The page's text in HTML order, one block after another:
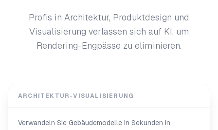
Profis in Architektur, Produktdesign und
Visualisierung verlassen sich auf KI, um
Rendering-Engpässe zu eliminieren.
ARCHITEKTUR-VISUALISIERUNG
Verwandeln Sie Gebäudemodelle in Sekunden in